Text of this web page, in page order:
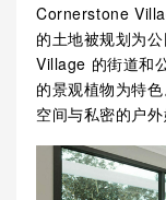
Cornerstone
的土地被规划为
Village 的街道和
的景观植物为特
空间与私密的户外